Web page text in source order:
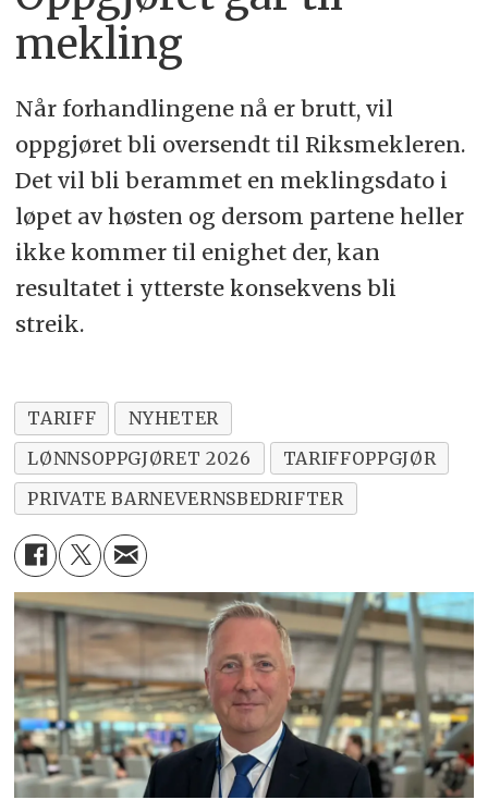
mekling
Når forhandlingene nå er brutt, vil
oppgjøret bli oversendt til Riksmekleren.
Det vil bli berammet en meklingsdato i
løpet av høsten og dersom partene heller
ikke kommer til enighet der, kan
resultatet i ytterste konsekvens bli
streik.
TARIFF
NYHETER
LØNNSOPPGJØRET 2026
TARIFFOPPGJØR
PRIVATE BARNEVERNSBEDRIFTER